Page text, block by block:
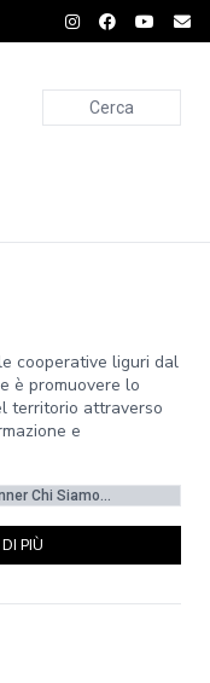
Cerca
cooperative liguri dal
è promuovere lo
territorio attraverso
e
Chi Siamo...
PIÙ